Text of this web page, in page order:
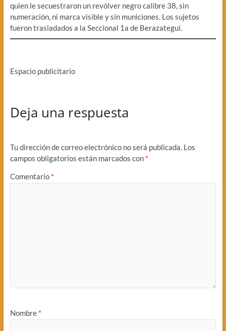
quien le secuestraron un revólver negro calibre 38, sin
numeración, ni marca visible y sin municiones. Los sujetos
fueron trasladados a la Seccional 1a de Berazategui.
Espacio publicitario
Deja una respuesta
Tu dirección de correo electrónico no será publicada. Los
campos obligatorios están marcados con *
Comentario *
Nombre *